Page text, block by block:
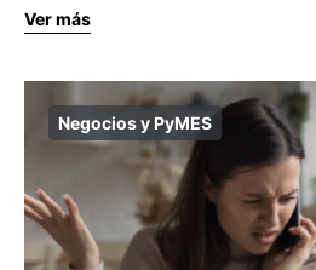
Ver más
Negocios y PyMES